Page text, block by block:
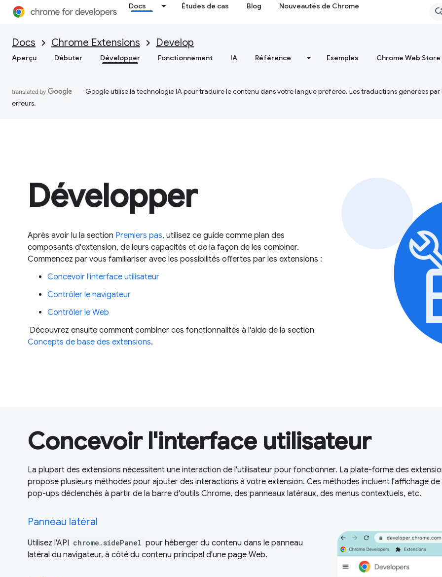
Docs Études de cas Blog Nouveautés de Chrome
Docs Chrome Extensions Develop
Aperçu Débuter Développer Fonctionnement IA Référence Exemples Chrome Web Store
Google utilise la technologie IA pour traduire le contenu dans votre langue préférée. Les traductions générées
erreurs.
Développer
Après avoir lu la section Premiers pas, utilisez ce guide comme plan des
composants d'extension, de leurs capacités et de la façon de les combiner.
Commencez par vous familiariser avec les possibilités offertes par les extensions :
Concevoir l'interface utilisateur
Contrôler le navigateur
Contrôler le Web
Découvrez ensuite comment combiner ces fonctionnalités à l'aide de la section
Concepts de base des extensions.
Concevoir l'interface utilisateur
La plupart des extensions nécessitent une interaction de l'utilisateur pour fonctionner. La plate-forme des
propose plusieurs méthodes pour ajouter des interactions à votre extension. Ces méthodes incluent l'affichage de
pop-ups déclenchés à partir de la barre d'outils Chrome, des panneaux latéraux, des menus contextuels, etc.
Panneau latéral
Utilisez l'API chrome.sidePanel pour héberger du contenu dans le panneau
latéral du navigateur, à côté du contenu principal d'une page Web.